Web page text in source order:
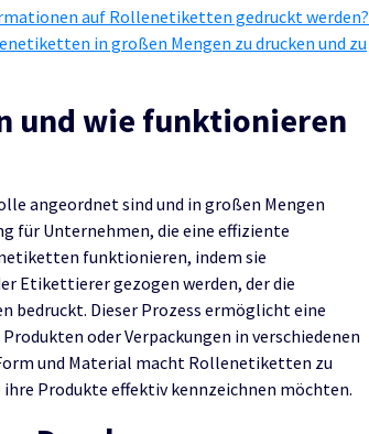
auf Rollenetiketten gedruckt werden?
in großen Mengen zu drucken und zu
und wie funktionieren
angeordnet sind und in großen Mengen
für Unternehmen, die eine effiziente
funktionieren, indem sie
Etikettierer gezogen werden, der die
Dieser Prozess ermöglicht eine
oder Verpackungen in verschiedenen
und Material macht Rollenetiketten zu
Produkte effektiv kennzeichnen möchten.